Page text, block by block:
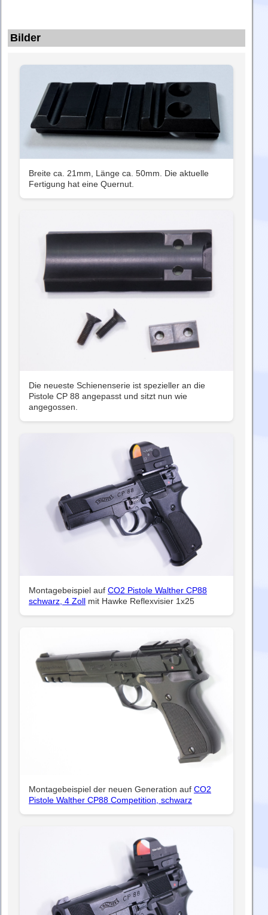
Bilder
Breite ca. 21mm, Länge ca. 50mm. Die aktuelle
Fertigung hat eine Quernut.
Die neueste Schienenserie ist spezieller an die
Pistole CP 88 angepasst und sitzt nun wie
angegossen.
Montagebeispiel auf CO2 Pistole Walther CP88
schwarz, 4 Zoll mit Hawke Reflexvisier 1x25
Montagebeispiel der neuen Generation auf CO2
Pistole Walther CP88 Competition, schwarz